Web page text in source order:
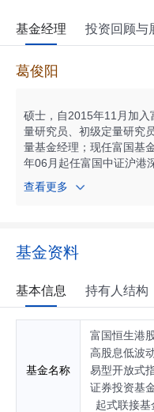
基金经理 投资回顾与
葛俊阳
硕士，自2015年11月加入
量研究员、初级定量研究
量基金经理；现任富国基
年06月起任富国中证沪港
金联接基金基金经理；自
交易型开放式指数证券投
数证券投资基金基金经理
高股息低波动交易型开放
数证券投资基金基金经理
然气勘探及生产精选行业
II）基金经理；自2025年
式指数证券投资基金（
国恒生港股通高股息低波
（QDII）基金经理；自
开放式指数证券投资基金
10月起任富国创业板新能
查看更多
基金资料
基本信息 持有人结构
基金名称
富国恒生港
高股息低波
易型开放式
证券投资基
起式联接基